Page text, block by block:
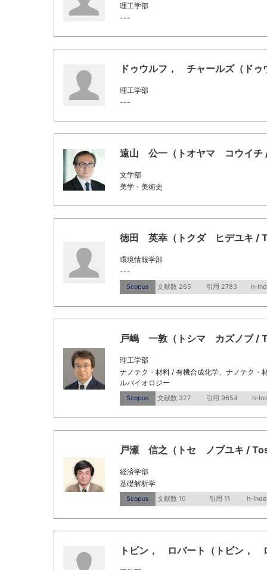
理工学部
---
ドゥウルフ， チャールズ（ド
理工学部
---
遠山 公一（トオヤマ コウイチ
文学部
美学・美術史
徳田 英幸（トクダ ヒデユキ /
環境情報学部
---
Scopus 文献数 265 引用 2783 h-
戸嶋 一敦（トシマ カズノブ /
理工学部
ナノテク・材料 / 有機合成化学、ナノテク・
ルバイオロジー
Scopus 文献数 327 引用 9654 h-
戸瀬 信之（トセ ノブユキ /
経済学部
基礎解析学
Scopus 文献数 10 引用 11 h-
トビン， ロバート（トビン，